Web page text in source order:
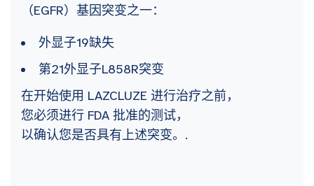
（EGFR）基因突变之一：
外显子19缺失
第21外显子L858R突变
在开始使用 LAZCLUZE 进行治疗之前，
您必须进行 FDA 批准的测试，
以确认您是否具有上述突变。.